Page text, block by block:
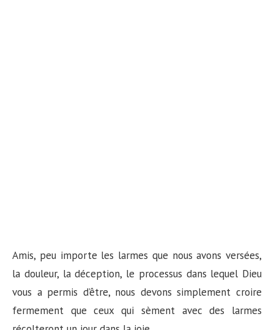
Amis, peu importe les larmes que nous avons versées,
la douleur, la déception, le processus dans lequel Dieu
vous a permis d’être, nous devons simplement croire
fermement que ceux qui sèment avec des larmes